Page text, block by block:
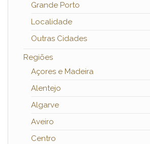
Grande Porto
Localidade
Outras Cidades
Regiões
Açores e Madeira
Alentejo
Algarve
Aveiro
Centro